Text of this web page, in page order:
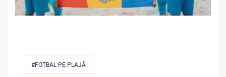
#FOTBAL PE PLAJĂ